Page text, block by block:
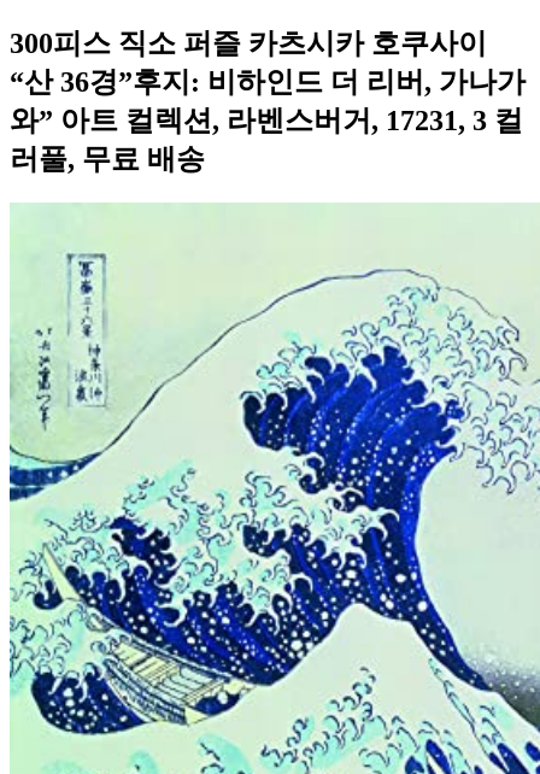
300피스 직소 퍼즐 카츠시카 호쿠사이
“산 36경”후지: 비하인드 더 리버, 가나가
와” 아트 컬렉션, 라벤스버거, 17231, 3 컬
러풀, 무료 배송